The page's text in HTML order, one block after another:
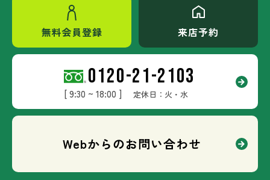
無料会員登録 来店予約
0120-21-2103
[ 9:30 ~ 18:00 ] 定休日：火・水
Webからのお問い合わせ